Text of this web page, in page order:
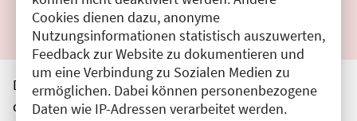
Cookies dienen dazu, anonyme
Nutzungsinformationen statistisch auszuwerten,
Feedback zur Website zu dokumentieren und
um eine Verbindung zu Sozialen Medien zu
ermöglichen. Dabei können personenbezogene
Daten wie IP-Adressen verarbeitet werden.
Die hier aufgeführten Veranstaltungen entsprechen
den unmittelbar vom Veranstalter getätigten Angaben.